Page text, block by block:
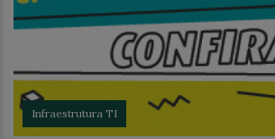
Infraestrutura TI